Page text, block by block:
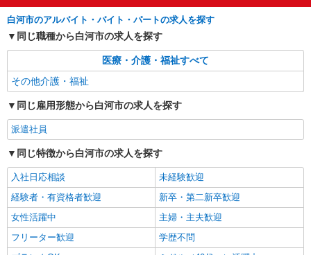
白河市のアルバイト・バイト・パートの求人を探す
同じ職種から白河市の求人を探す
医療・介護・福祉すべて
その他介護・福祉
同じ雇用形態から白河市の求人を探す
派遣社員
同じ特徴から白河市の求人を探す
入社日応相談
未経験歓迎
経験者・有資格者歓迎
新卒・第二新卒歓迎
女性活躍中
主婦・主夫歓迎
フリーター歓迎
学歴不問